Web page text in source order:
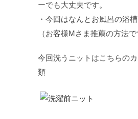
ーでも大丈夫です。
・今回はなんとお風呂の浴
（お客様Mさま推薦の方法で
今回洗うニットはこちらの
類